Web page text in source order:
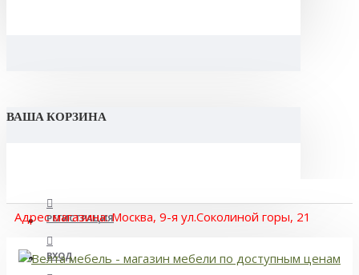
ВАША КОРЗИНА
РЕГИСТРАЦИЯ
ВХОД
Адрес магазина: Москва, 9-я ул.Соколиной горы, 21